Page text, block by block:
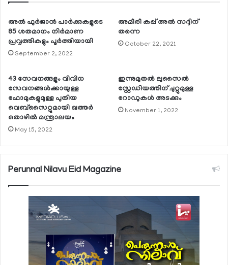
അല്‍ ഫുര്‍ജാന്‍ പാര്‍ക്കുകളുടെ
85 ശതമാനം നിര്‍മാണ
പ്രവൃത്തികളും പൂര്‍ത്തിയായി
September 2, 2022
അമീരീ കപ്പ് അല്‍ സദ്ദിന്
തന്നെ
October 22, 2021
43 സേവനങ്ങളും വിവിധ
സേവനങ്ങള്‍ക്കായുള്ള
ഫോമുകളുമുള്ള പുതിയ
വെബ്‌സൈറ്റുമായി ഖത്തര്‍
തൊഴില്‍ മന്ത്രാലയം
May 15, 2022
ഇന്നുമുതല്‍ ലുസൈല്‍
സ്റ്റേഡിയത്തിന് ചുറ്റുമുള്ള
റോഡുകള്‍ അടക്കും
November 1, 2022
Perunnal Nilavu Eid Magazine